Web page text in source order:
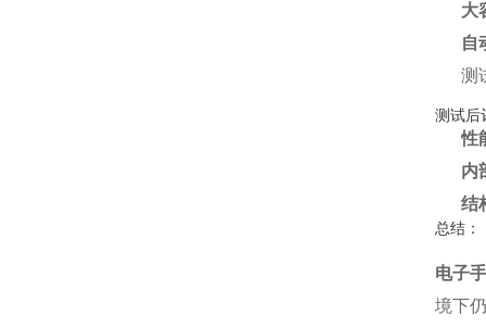
大
自
测
测试后
性
内
结
总结：
电子
境下